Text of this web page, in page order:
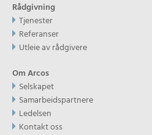
Rådgivning
Tjenester
Referanser
Utleie av rådgivere
Om Arcos
Selskapet
Samarbeidspartnere
Ledelsen
Kontakt oss